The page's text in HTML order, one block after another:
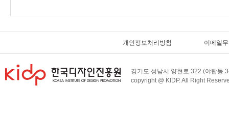
개인정보처리방침 이메일
경기도 성남시 양현로 322 (야탑동
copyright @ KIDP. All Right